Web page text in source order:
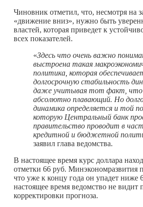
Чиновник отметил, что, несмотря на
«движение вниз», нужно быть
властей, которая приведет к
всех показателей.
«Здесь что очень важно
выстроена такая
политика, которая
долгосрочную стабильность
даже учитывая тот факт, что
абсолютно плавающий. Но
динамика определяется и той
которую Центральный банк
правительство проводит в
кредитной и бюджетной
заявил глава ведомства.
В настоящее время курс доллара
отметки 66 руб. Минэкономразвития
что уже к концу года он упадет ниже
настоящее время ведомство не видит
корректировки прогноза.